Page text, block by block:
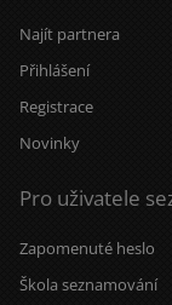
Najít partnera
Přihlášení
Registrace
Novinky
Pro uživatele
Zapomenuté heslo
Škola seznamování